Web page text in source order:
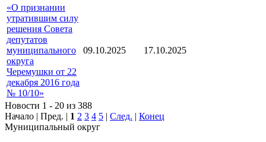
«О признании
утратившим силу
решения Совета
депутатов
муниципального
округа
Черемушки от 22
декабря 2016 года
№ 10/10»
09.10.2025 17.10.2025
Новости 1 - 20 из 388
Начало | Пред. | 1 2 3 4 5 | След. | Конец
Муниципальный округ